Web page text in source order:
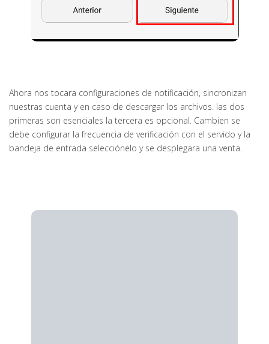
Ahora nos tocara configuraciones de notificación, sincronizan
nuestras cuenta y en caso de descargar los archivos. las dos
primeras son esenciales la tercera es opcional. Cambien se
debe configurar la frecuencia de verificación con el servido y la
bandeja de entrada selecciónelo y se desplegara una venta.